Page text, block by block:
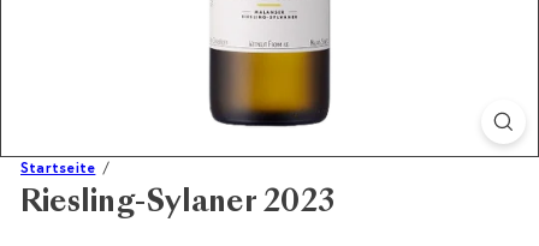
Startseite
Riesling-Sylaner 2023